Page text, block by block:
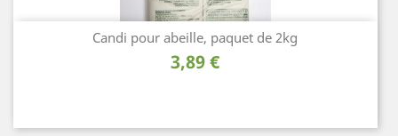
Candi pour abeille, paquet de 2kg
Prix
3,89 €